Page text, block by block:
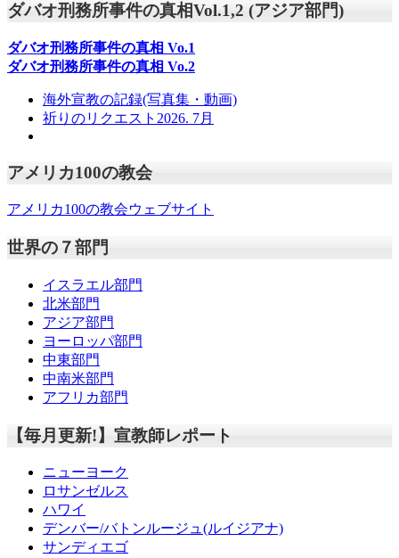
ダバオ刑務所事件の真相Vol.1,2 (アジア部門)
ダバオ刑務所事件の真相 Vo.1
ダバオ刑務所事件の真相 Vo.2
海外宣教の記録(写真集・動画)
祈りのリクエスト2026. 7月
アメリカ100の教会
アメリカ100の教会ウェブサイト
世界の７部門
イスラエル部門
北米部門
アジア部門
ヨーロッパ部門
中東部門
中南米部門
アフリカ部門
【毎月更新!】宣教師レポート
ニューヨーク
ロサンゼルス
ハワイ
デンバー/バトンルージュ(ルイジアナ)
サンディエゴ